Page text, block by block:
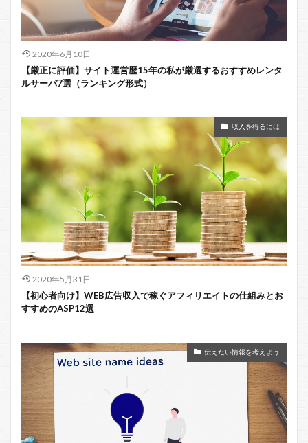
2020年6月10日
【厳正に評価】サイト運営歴15年の私が厳選するおすすめレンタ
ルサーバ7選（ランキング形式）
収入を得るには
2020年5月31日
【初心者向け】WEB広告収入で稼ぐアフィリエイトの仕組みとお
すすめのASP12選
伝えたい情報を考えよう